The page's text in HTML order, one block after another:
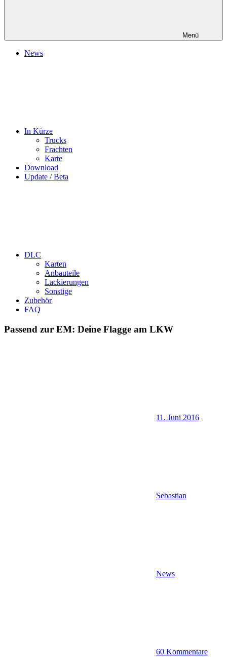
Menü
News
In Kürze
Trucks
Frachten
Karte
Download
Update / Beta
DLC
Karten
Anbauteile
Lackierungen
Sonstige
Zubehör
FAQ
Passend zur EM: Deine Flagge am LKW
11. Juni 2016
Sebastian
News
60 Kommentare